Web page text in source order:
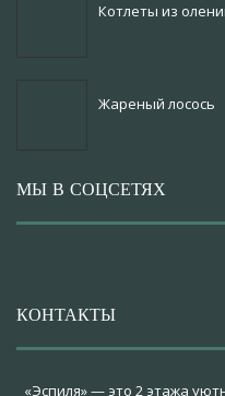
Котлеты из
Жареный лосось
МЫ В СОЦСЕТЯХ
КОНТАКТЫ
«Эспиля» — это 2 этажа